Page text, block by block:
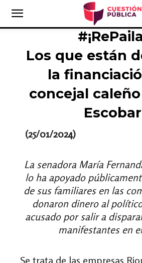
Los que están
la
concejal
Escobar
(25/01/2024)
La senadora María
lo ha apoyado
de sus familiares en las
donaron dinero al
acusado por salir a
manifestantes en
Se trata de las empresas